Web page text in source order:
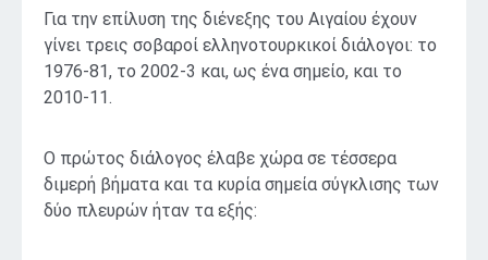
Για την επίλυση της διένεξης του Αιγαίου έχουν
γίνει τρεις σοβαροί ελληνοτουρκικοί διάλογοι: το
1976-81, το 2002-3 και, ως ένα σημείο, και το
2010-11.
Ο πρώτος διάλογος έλαβε χώρα σε τέσσερα
διμερή βήματα και τα κυρία σημεία σύγκλισης των
δύο πλευρών ήταν τα εξής: